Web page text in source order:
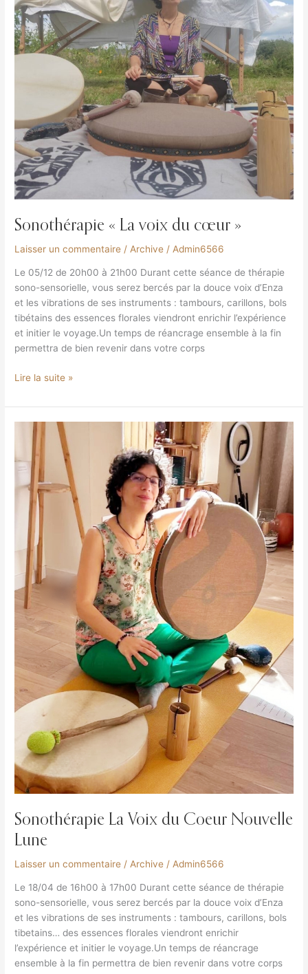
Sonothérapie « La voix du cœur »
Laisser un commentaire / Archive / Admin6566
Le 05/12 de 20h00 à 21h00 Durant cette séance de thérapie
sono-sensorielle, vous serez bercés par la douce voix d’Enza
et les vibrations de ses instruments : tambours, carillons, bols
tibétains des essences florales viendront enrichir l’expérience
et initier le voyage.Un temps de réancrage ensemble à la fin
permettra de bien revenir dans votre corps
cœur »
Lire la suite »
Sonothérapie La Voix du Coeur Nouvelle
Lune
Laisser un commentaire / Archive / Admin6566
Le 18/04 de 16h00 à 17h00 Durant cette séance de thérapie
sono-sensorielle, vous serez bercés par la douce voix d’Enza
et les vibrations de ses instruments : tambours, carillons, bols
tibetains… des essences florales viendront enrichir
l’expérience et initier le voyage.Un temps de réancrage
ensemble à la fin permettra de bien revenir dans votre corps
Sonothérapie
Voix
du
Coeur
Nouvelle
Lune